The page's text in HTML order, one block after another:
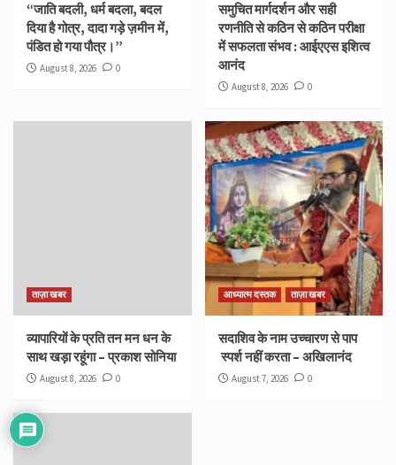
“जाति बदली, धर्म बदला, बदल
दिया है गोत्र, दादा गड़े ज़मीन में,
पंडित हो गया पौत्र।”
August 8, 2026 0
समुचित मार्गदर्शन और सही
रणनीति से कठिन से कठिन परीक्षा
में सफलता संभव : आईएएस इशित्व
आनंद
August 8, 2026 0
ताज़ा खबर
व्यापारियों के प्रति तन मन धन के
साथ खड़ा रहूंगा – प्रकाश सोनिया
August 8, 2026 0
आध्यात्म दस्तक ताज़ा खबर
सदाशिव के नाम उच्चारण से पाप
स्पर्श नहीं करता – अखिलानंद
August 7, 2026 0